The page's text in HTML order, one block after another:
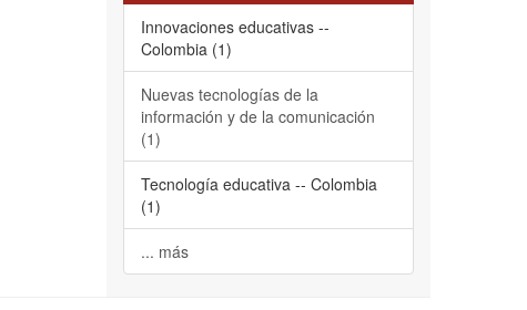
Innovaciones educativas --
Colombia (1)
Nuevas tecnologías de la
información y de la comunicación
(1)
Tecnología educativa -- Colombia
(1)
... más